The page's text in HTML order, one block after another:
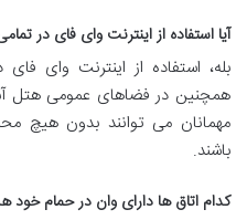
آیا استفاده از اینترنت وای فای در
بله، استفاده از اینترنت وای
همچنین در فضاهای عمومی هتل
مهمانان می توانند بدون هیچ
باشند.
کدام اتاق ها دارای وان در حمام خود